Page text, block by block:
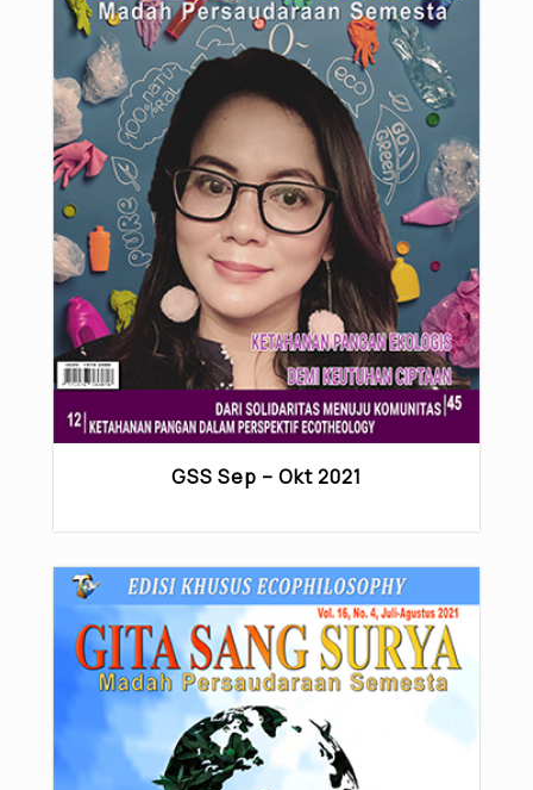
GSS Sep – Okt 2021